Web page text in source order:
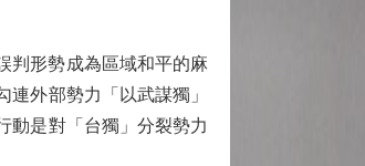
形勢成為區域和平的麻
外部勢力「以武謀獨」
動是對「台獨」分裂勢力